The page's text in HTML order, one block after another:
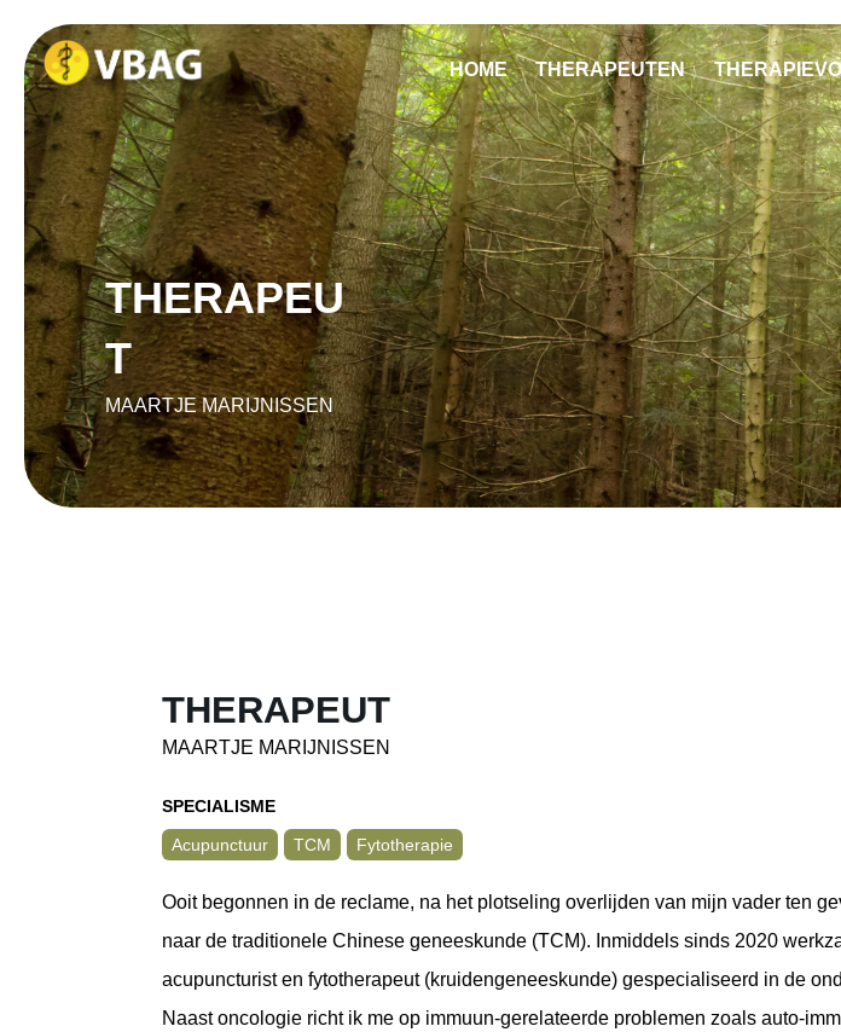
HOME THERAPEUTEN
THERAPEU
T
MAARTJE MARIJNISSEN
THERAPEUT
MAARTJE MARIJNISSEN
SPECIALISME
Acupunctuur
TCM Fytotherapie
Ooit begonnen in de reclame, na het plotseling overlijden van mijn vader ten
naar de traditionele Chinese geneeskunde (TCM). Inmiddels sinds 2020
acupuncturist en fytotherapeut (kruidengeneeskunde) gespecialiseerd in de
Naast oncologie richt ik me op immuun-gerelateerde problemen zoals auto-